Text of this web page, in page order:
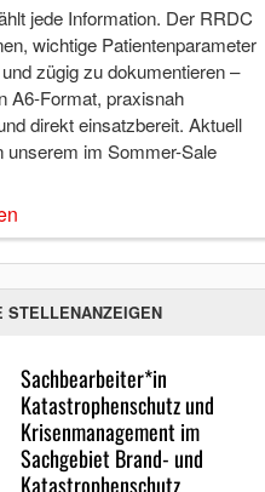
jede Information. Der RRDC
wichtige Patientenparameter
zügig zu dokumentieren –
A6-Format, praxisnah
direkt einsatzbereit. Aktuell
unserem im Sommer-Sale
STELLENANZEIGEN
Sachbearbeiter*in
Katastrophenschutz und
Krisenmanagement im
Sachgebiet Brand- und
Katastrophenschutz